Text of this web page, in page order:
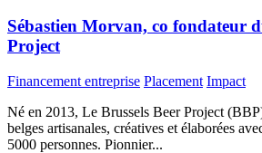
Sébastien Morvan, co fondateur
Project
Financement entreprise Placement Impact
Né en 2013, Le Brussels Beer Project
belges artisanales, créatives et élaborées
5000 personnes. Pionnier...